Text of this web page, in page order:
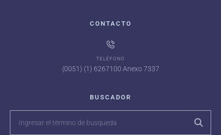
CONTACTO
TELÉFONO
(0051) (1) 6267100 Anexo 7337
BUSCADOR